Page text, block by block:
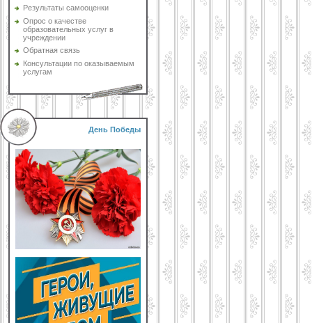
Результаты самооценки
Опрос о качестве
образовательных услуг в
учреждении
Обратная связь
Консультации по оказываемым
услугам
День Победы